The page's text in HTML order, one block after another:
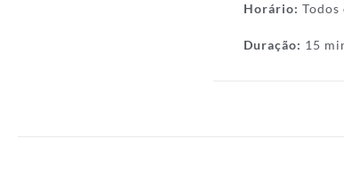
Horário:
Duração: 15